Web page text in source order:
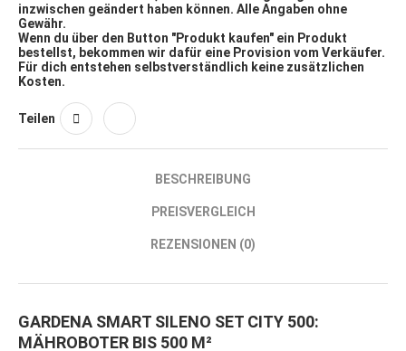
inzwischen geändert haben können. Alle Angaben ohne
Gewähr.
Wenn du über den Button "Produkt kaufen" ein Produkt
bestellst, bekommen wir dafür eine Provision vom Verkäufer.
Für dich entstehen selbstverständlich keine zusätzlichen
Kosten.
Teilen
BESCHREIBUNG
PREISVERGLEICH
REZENSIONEN (0)
GARDENA SMART SILENO SET CITY 500:
MÄHROBOTER BIS 500 M²